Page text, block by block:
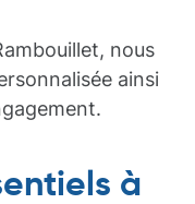
nous
ainsi
à